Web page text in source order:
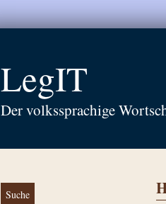
LegIT
Der volkssprachige
Suche